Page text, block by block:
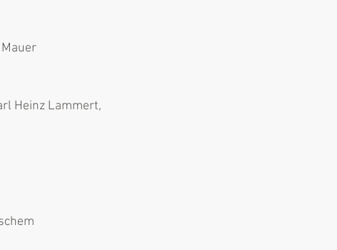
Heinz Lammert,